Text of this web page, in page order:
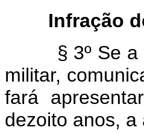
Infração
§ 3º Se a
militar,
fará
dezoito anos,